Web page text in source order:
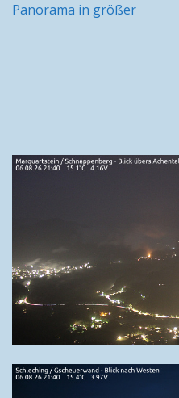
Panorama in größer